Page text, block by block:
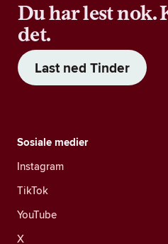
Du har lest nok.
det.
Last ned Tinder
Sosiale medier
Instagram
TikTok
YouTube
X